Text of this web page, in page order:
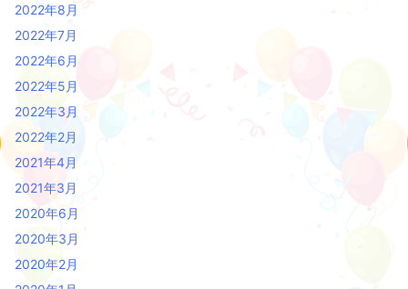
2022年8月
2022年7月
2022年6月
2022年5月
2022年3月
2022年2月
2021年4月
2021年3月
2020年6月
2020年3月
2020年2月